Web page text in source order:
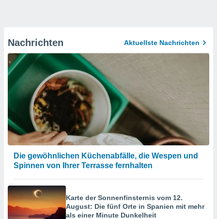
Nachrichten Aktuellste Nachrichten
Die gewöhnlichen Küchenabfälle, die Wespen und
Spinnen von Ihrer Terrasse fernhalten
Karte der Sonnenfinsternis vom 12.
August: Die fünf Orte in Spanien mit mehr
als einer Minute Dunkelheit